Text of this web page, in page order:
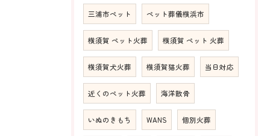
三浦市ペット ペット葬儀横浜市
横須賀 ペット火葬 横須賀 ペット 火葬
横須賀犬火葬 横須賀猫火葬 当日対応
近くのペット火葬 海洋散骨
いぬのきもち WANS 個別火葬